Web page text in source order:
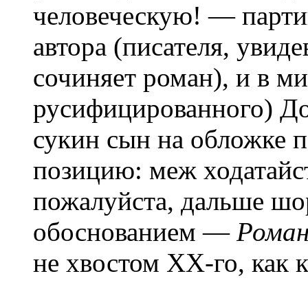
человеческую! —
автора (писателя,
сочиняет роман), и в
русифицированного)
сукин сын на обложке
позицию: меж
пожалуйста, дальше
обоснованием —
не хвостом ХХ-го, как